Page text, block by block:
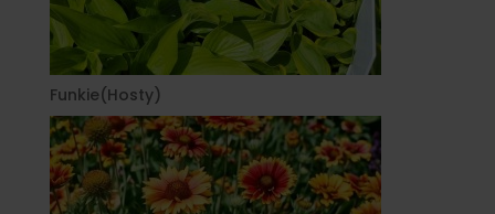
Funkie(Hosty)